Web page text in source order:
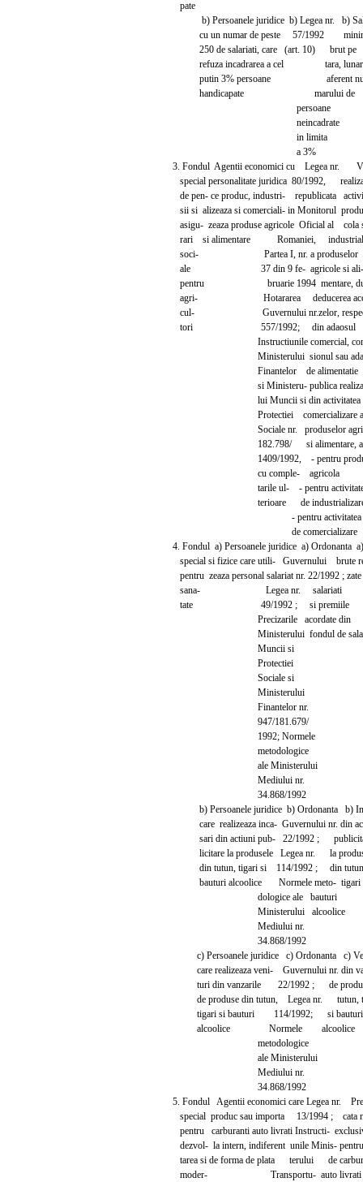
pate
b) Persoanele juridice b) Legea nr. b)
cu un numar de peste 57/1992
250 de salariati, care (art. 10) brut pe
refuza incadrarea a cel tara,
putin 3% persoane aferent
handicapate marului de
persoane
neincadrate
in limita
a 3%
3. Fondul Agentii economici cu Legea nr.
special personalitate juridica 80/1992,
de pen- ce produc, industri- republicata
sii si alizeaza si comerciali- in Monitorul
asigu- zeaza produse agricole Oficial al cola
rari si alimentare Romaniei,
soci- Partea I, nr. a produselor
ale 37 din 9 fe- agricole si ali-
pentru bruarie 1994 mentare,
agri- Hotararea deducerea
cul- Guvernului nr.zelor,
tori 557/1992; din adaosul
Instructiunile comercial,
Ministerului sionul sau
Finantelor de alimentatie
si Ministeru- publica
lui Muncii si din activitatea
Protectiei comercializare a
Sociale nr. produselor
182.798/ si alimentare,
1409/1992, - pentru
cu comple- agricola
tarile ul- - pentru
terioare de industrializare
- pentru activitatea
de comercializare
4. Fondul a) Persoanele juridice a) Ordonanta
special si fizice care utili- Guvernului
pentru zeaza personal salariat nr. 22/1992 ; zate
sana- Legea nr. salariati
tate 49/1992 ; si premiile
Precizarile acordate din
Ministerului fondul de
Muncii si
Protectiei
Sociale si
Ministerului
Finantelor nr.
947/181.679/
1992; Normele
metodologice
ale Ministerului
Mediului nr.
34.868/1992
b) Persoanele juridice b) Ordonanta b)
care realizeaza inca- Guvernului nr. din
sari din actiuni pub- 22/1992 ;
licitare la produsele Legea nr. la
din tutun, tigari si 114/1992 ; din
bauturi alcoolice Normele meto- tigari
dologice ale bauturi
Ministerului alcoolice
Mediului nr.
34.868/1992
c) Persoanele juridice c) Ordonanta c)
care realizeaza veni- Guvernului nr. din
turi din vanzarile 22/1992 ; de
de produse din tutun, Legea nr. tutun,
tigari si bauturi 114/1992; si bauturi
alcoolice Normele alcoolice
metodologice
ale Ministerului
Mediului nr.
34.868/1992
5. Fondul Agentii economici care Legea nr.
special produc sau importa 13/1994 ;
pentru carburanti auto livrati Instructi-
dezvol- la intern, indiferent unile Minis-
tarea si de forma de plata terului de
moder- Transportu- auto livrati